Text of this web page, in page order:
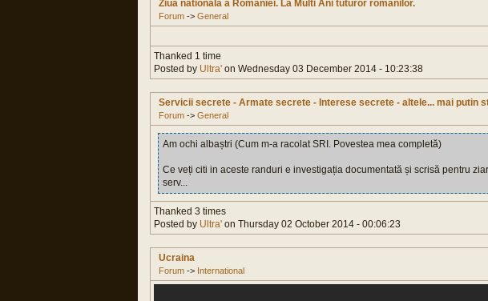
Ziua nationala a Romaniei. La Multi Ani tuturor romanilor.
Forum -> General
Thanked 1 time
Posted by Ultra' on Wednesday 03 December 2014 - 10:23:38
Servicii secrete - Armate secrete - Interese secrete - altele... mai putin
Forum -> General
Am ochi albaștri (Cum m-a racolat SRI. Povestea mea completă)
Ce veți citi in aceste randuri e investigația documentată și scrisă pentru
serv...
Thanked 3 times
Posted by Ultra' on Thursday 02 October 2014 - 00:06:23
Ucraina
Forum -> International